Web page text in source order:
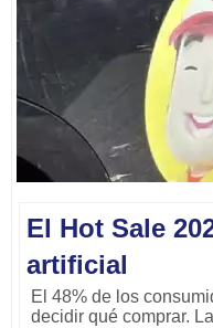
El Hot Sale
artificial
El 48% de los
decidir qué comprar.